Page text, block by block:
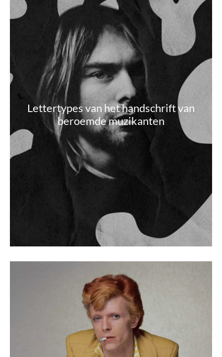
Lettertypes van het handschrift van
beroemde muzikanten